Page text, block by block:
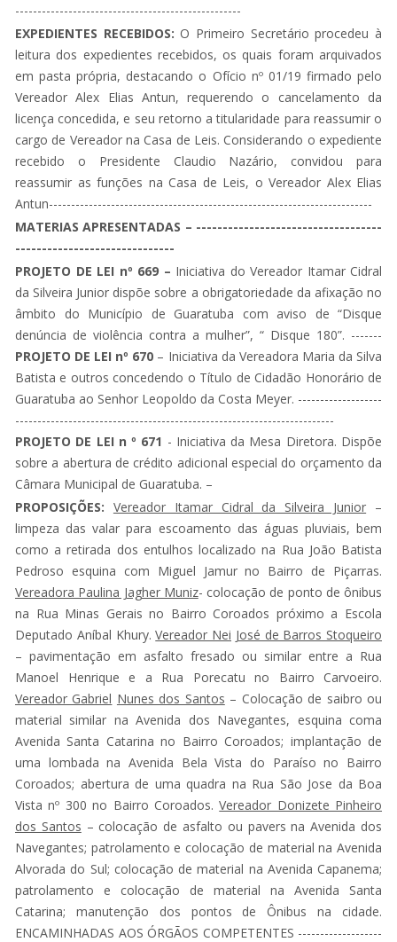
---------------------------------------------------
EXPEDIENTES RECEBIDOS:O Primeiro Secretário procedeu à
leitura dos expedientes recebidos, os quais foram arquivados
em pasta própria, destacando o Ofício nº 01/19 firmado pelo
Vereador Alex Elias Antun, requerendo o cancelamento da
licença concedida, e seu retorno a titularidade para reassumir o
cargo de Vereador na Casa de Leis. Considerando o expediente
recebido o Presidente Claudio Nazário, convidou para
reassumir as funções na Casa de Leis, o Vereador Alex Elias
Antun-------------------------------------------------------------------------
MATERIAS APRESENTADAS – -----------------------------------
------------------------------
PROJETO DE LEI nº 669 – Iniciativa do Vereador Itamar Cidral
da Silveira Junior dispõe sobre a obrigatoriedade da afixação no
âmbito do Município de Guaratuba com aviso de “Disque
denúncia de violência contra a mulher”, “ Disque 180”. -------
PROJETO DE LEI nº 670 – Iniciativa da Vereadora Maria da Silva
Batista e outros concedendo o Título de Cidadão Honorário de
Guaratuba ao Senhor Leopoldo da Costa Meyer. -------------------
------------------------------------------------------------------------
PROJETO DE LEI n º 671 - Iniciativa da Mesa Diretora. Dispõe
sobre a abertura de crédito adicional especial do orçamento da
Câmara Municipal de Guaratuba. –
PROPOSIÇÕES: Vereador Itamar Cidral da Silveira Junior –
limpeza das valar para escoamento das águas pluviais, bem
como a retirada dos entulhos localizado na Rua João Batista
Pedroso esquina com Miguel Jamur no Bairro de Piçarras.
Vereadora Paulina Jagher Muniz- colocação de ponto de ônibus
na Rua Minas Gerais no Bairro Coroados próximo a Escola
Deputado Aníbal Khury.Vereador Nei José de Barros Stoqueiro
– pavimentação em asfalto fresado ou similar entre a Rua
Manoel Henrique e a Rua Porecatu no Bairro Carvoeiro.
Vereador Gabriel Nunes dos Santos – Colocação de saibro ou
material similar na Avenida dos Navegantes, esquina coma
Avenida Santa Catarina no Bairro Coroados; implantação de
uma lombada na Avenida Bela Vista do Paraíso no Bairro
Coroados; abertura de uma quadra na Rua São Jose da Boa
Vista nº 300 no Bairro Coroados.Vereador Donizete Pinheiro
dos Santos – colocação de asfalto ou pavers na Avenida dos
Navegantes; patrolamento e colocação de material na Avenida
Alvorada do Sul; colocação de material na Avenida Capanema;
patrolamento e colocação de material na Avenida Santa
Catarina; manutenção dos pontos de Ônibus na cidade.
ENCAMINHADAS AOS ÓRGÃOS COMPETENTES -------------------